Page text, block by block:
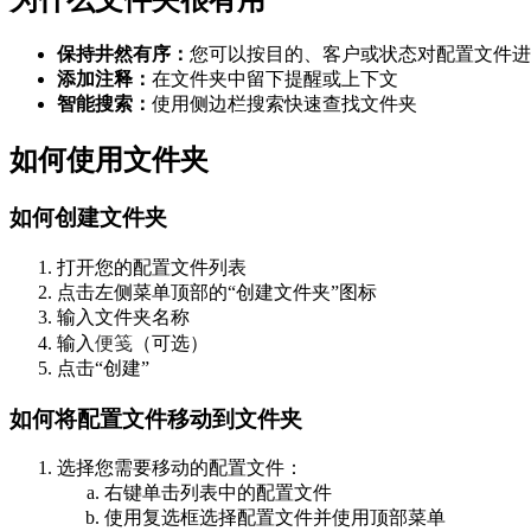
保持井然有序： 您可以按目的、客户或状态对配置文件
添加注释： 在文件夹中留下提醒或上下文
智能搜索： 使用侧边栏搜索快速查找文件夹
如何使用文件夹
如何创建文件夹
打开您的配置文件列表
点击左侧菜单顶部的“创建文件夹”图标
输入文件夹名称
输入便笺 （可选）
点击“创建”
如何将配置文件移动到文件夹
选择您需要移动的配置文件：
右键单击列表中的配置文件
使用复选框选择配置文件并使用顶部菜单